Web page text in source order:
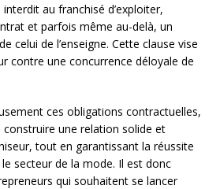
interdit au franchisé d’exploiter,
et parfois même au-delà, un
celui de l’enseigne. Cette clause vise
contre une concurrence déloyale de
ces obligations contractuelles,
construire une relation solide et
tout en garantissant la réussite
secteur de la mode. Il est donc
qui souhaitent se lancer